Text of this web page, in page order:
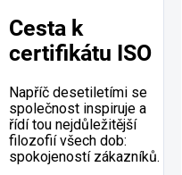
Cesta k
certifikátu ISO
Napříč desetiletími se
společnost inspiruje a
řídí tou nejdůležitější
filozofií všech dob:
spokojeností zákazníků.